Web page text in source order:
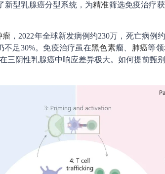
新型乳腺癌分型系统，为精准筛选免疫治疗
瘤 ，2022年全球新发病例约230万，死亡病例
不足30%。免疫治疗虽在黑色素瘤、 肺癌等
三阴性乳腺癌中响应差异极大。如何提前甄